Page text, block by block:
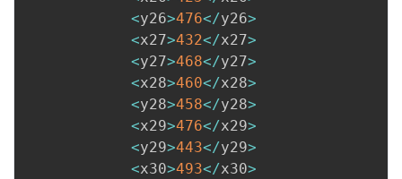
<y26>476</y26>
<x27>432</x27>
<y27>468</y27>
<x28>460</x28>
<y28>458</y28>
<x29>476</x29>
<y29>443</y29>
<x30>493</x30>